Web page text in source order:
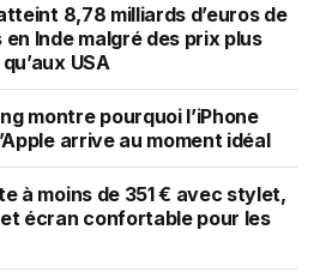
8,78 milliards d’euros de
Inde malgré des prix plus
USA
montre pourquoi l’iPhone
arrive au moment idéal
à moins de 351 € avec stylet,
écran confortable pour les